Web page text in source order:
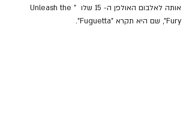
אותה לאלבום האולפן ה- 15 שלו  "Unleash the
Fury", שם היא תקרא "Fuguetta".